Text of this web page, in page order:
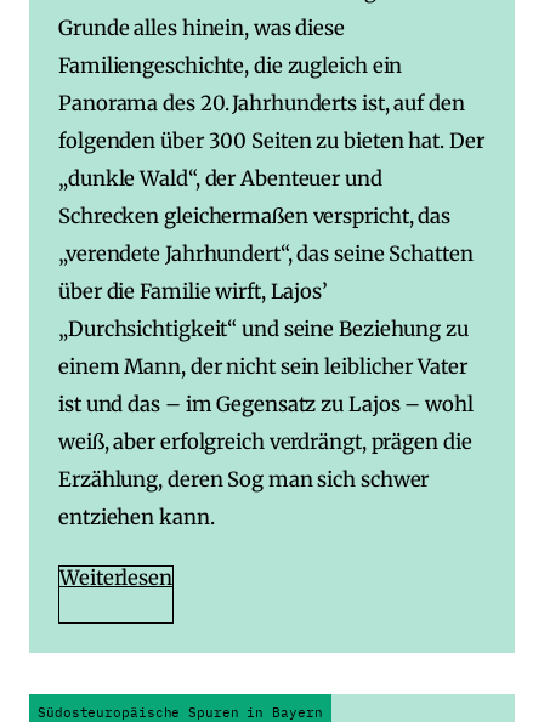
Grunde alles hinein, was diese
Familiengeschichte, die zugleich ein
Panorama des 20. Jahrhunderts ist, auf den
folgenden über 300 Seiten zu bieten hat. Der
„dunkle Wald“, der Abenteuer und
Schrecken gleichermaßen verspricht, das
„verendete Jahrhundert“, das seine Schatten
über die Familie wirft, Lajos’
„Durchsichtigkeit“ und seine Beziehung zu
einem Mann, der nicht sein leiblicher Vater
ist und das – im Gegensatz zu Lajos – wohl
weiß, aber erfolgreich verdrängt, prägen die
Erzählung, deren Sog man sich schwer
entziehen kann.
Weiterlesen
Südosteuropäische Spuren in Bayern